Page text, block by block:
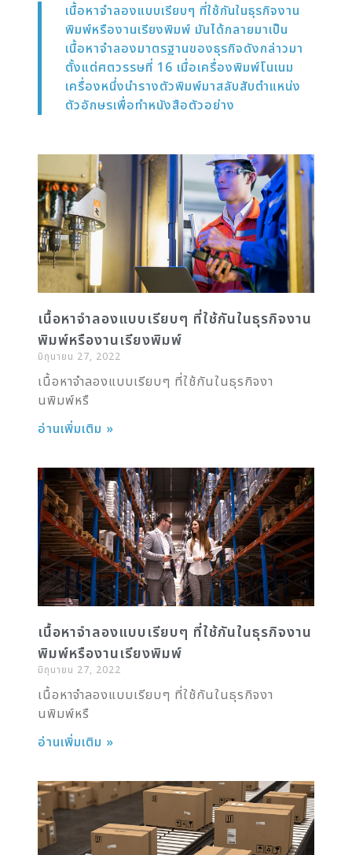
เนื้อหาจำลองแบบเรียบๆ ที่ใช้กันในธุรกิจงาน
พิมพ์หรืองานเรียงพิมพ์ มันได้กลายมาเป็น
เนื้อหาจำลองมาตรฐานของธุรกิจดังกล่าวมา
ตั้งแต่ศตวรรษที่ 16 เมื่อเครื่องพิมพ์โนเนม
เครื่องหนึ่งนำรางตัวพิมพ์มาสลับสับตำแหน่ง
ตัวอักษรเพื่อทำหนังสือตัวอย่าง
เนื้อหาจำลองแบบเรียบๆ ที่ใช้กันในธุรกิจงาน
พิมพ์หรืองานเรียงพิมพ์
มิถุนายน 27, 2022
เนื้อหาจำลองแบบเรียบๆ ที่ใช้กันในธุรกิจงา
นพิมพ์หรื
อ่านเพิ่มเติม »
เนื้อหาจำลองแบบเรียบๆ ที่ใช้กันในธุรกิจงาน
พิมพ์หรืองานเรียงพิมพ์
มิถุนายน 27, 2022
เนื้อหาจำลองแบบเรียบๆ ที่ใช้กันในธุรกิจงา
นพิมพ์หรื
อ่านเพิ่มเติม »